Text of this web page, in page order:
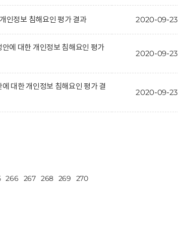
인정보 침해요인 평가 결과 2020-09-23
에 대한 개인정보 침해요인 평가
2020-09-23
대한 개인정보 침해요인 평가 결
2020-09-23
266 267 268 269 270